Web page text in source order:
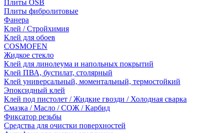
Плиты OSB
Плиты фибролитовые
Фанера
Клей / Стройхимия
Клей для обоев
COSMOFEN
Жидкое стекло
Клей для линолеума и напольных покрытий
Клей ПВА, бустилат, столярный
Клей универсальный, моментальный, термостойкий
Эпоксидный клей
Клей под пистолет / Жидкие гвозди / Холодная сварка
Смазка / Масло / СОЖ / Карбид
Фиксатор резьбы
Средства для очистки поверхностей